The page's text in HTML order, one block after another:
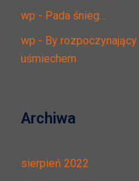
wp - Pada śnieg…
wp - By
uśmiechem
Archiwa
sierpień 2022